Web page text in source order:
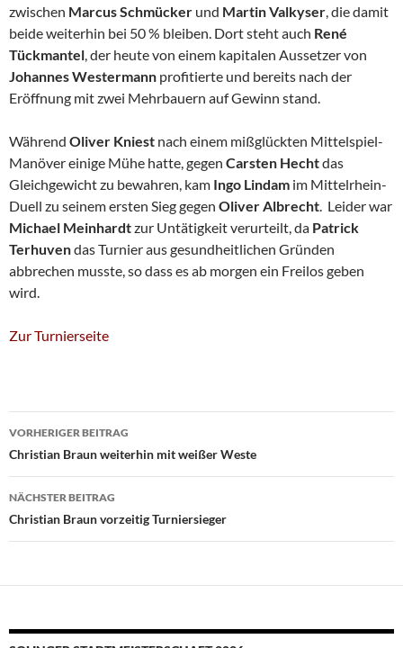
zwischen Marcus Schmücker und Martin Valkyser, die damit
beide weiterhin bei 50 % bleiben. Dort steht auch René
Tückmantel, der heute von einem kapitalen Aussetzer von
Johannes Westermann profitierte und bereits nach der
Eröffnung mit zwei Mehrbauern auf Gewinn stand.
Während Oliver Kniest nach einem mißglückten Mittelspiel-
Manöver einige Mühe hatte, gegen Carsten Hechtdas
Gleichgewicht zu bewahren, kam Ingo Lindam im Mittelrhein-
Duell zu seinem ersten Sieg gegen Oliver Albrecht. Leider war
Michael Meinhardtzur Untätigkeit verurteilt, da Patrick
Terhuvendas Turnier aus gesundheitlichen Gründen
abbrechen musste, so dass es ab morgen ein Freilos geben
wird.
Zur Turnierseite
Beitragsnavigation
VORHERIGER BEITRAG
Christian Braun weiterhin mit weißer Weste
NÄCHSTER BEITRAG
Christian Braun vorzeitig Turniersieger